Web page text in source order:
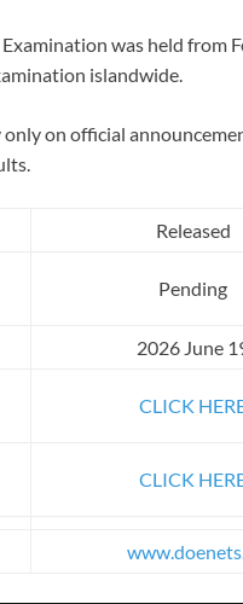
was held from
islandwide.
on official
Released
Pending
2026 June
CLICK
CLICK